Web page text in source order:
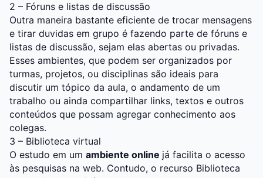
2 – Fóruns e listas de discussão
Outra maneira bastante eficiente de trocar mensagens
e tirar duvidas em grupo é fazendo parte de fóruns e
listas de discussão, sejam elas abertas ou privadas.
Esses ambientes, que podem ser organizados por
turmas, projetos, ou disciplinas são ideais para
discutir um tópico da aula, o andamento de um
trabalho ou ainda compartilhar links, textos e outros
conteúdos que possam agregar conhecimento aos
colegas.
3 – Biblioteca virtual
O estudo em um ambiente online já facilita o acesso
às pesquisas na web. Contudo, o recurso Biblioteca